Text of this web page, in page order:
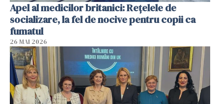
Apel al medicilor britanici: Reţelele de
socializare, la fel de nocive pentru copii ca
fumatul
26 MAI 2026